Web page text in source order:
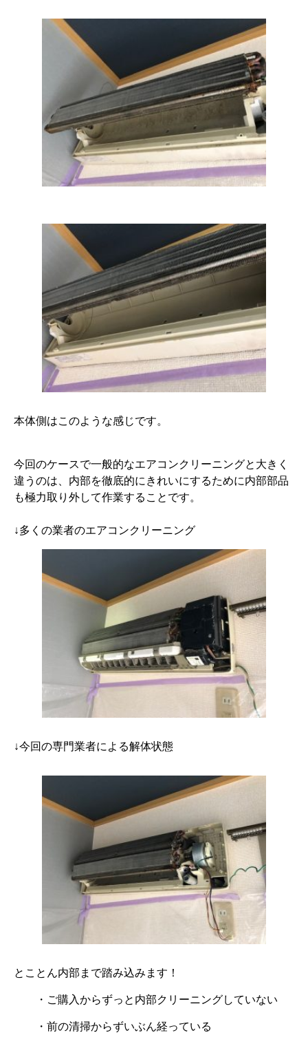
本体側はこのような感じです。
今回のケースで一般的なエアコンクリーニングと大きく
違うのは、内部を徹底的にきれいにするために内部部品
も極力取り外して作業することです。
↓多くの業者のエアコンクリーニング
↓今回の専門業者による解体状態
とことん内部まで踏み込みます！
・ご購入からずっと内部クリーニングしていない
・前の清掃からずいぶん経っている